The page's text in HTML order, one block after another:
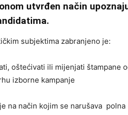
utvrđen način
subjektima zabranjeno je:
oštećivati ili mijenjati štampane
izborne kampanje
na način kojim se narušava